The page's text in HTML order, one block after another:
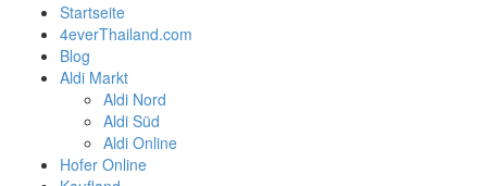
Startseite
4everThailand.com
Blog
Aldi Markt
Aldi Nord
Aldi Süd
Aldi Online
Hofer Online